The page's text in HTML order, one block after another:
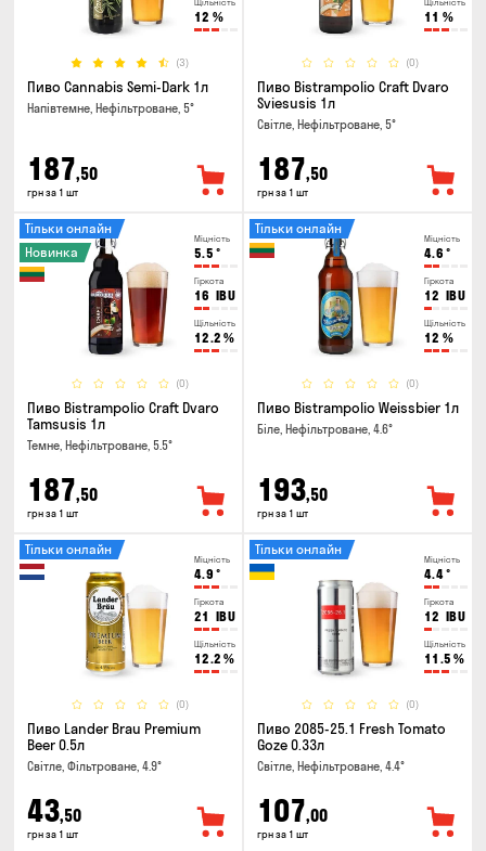
Щільність
12 %
(3)
Пиво Cannabis Semi-Dark 1л
Напівтемне, Нефільтроване, 5°
187,50
грн за 1 шт
Щільність
11 %
(0)
Пиво Bistrampolio Craft Dvaro
Sviesusis 1л
Світле, Нефільтроване, 5°
187,50
грн за 1 шт
Міцність
5.5 °
Гіркота
16 IBU
Щільність
12.2 %
(0)
Тільки онлайн
Новинка
Пиво Bistrampolio Craft Dvaro
Tamsusis 1л
Темне, Нефільтроване, 5.5°
187,50
грн за 1 шт
Міцність
4.6 °
Гіркота
12 IBU
Щільність
12 %
(0)
Тільки онлайн
Пиво Bistrampolio Weissbier 1л
Біле, Нефільтроване, 4.6°
193,50
грн за 1 шт
Міцність
4.9 °
Гіркота
21 IBU
Щільність
12.2 %
(0)
Тільки онлайн
Пиво Lander Brau Premium
Beer 0.5л
Світле, Фільтроване, 4.9°
43,50
грн за 1 шт
Міцність
4.4°
Гіркота
12 IBU
Щільність
11.5 %
(0)
Тільки онлайн
Пиво 2085-25.1 Fresh Tomato
Goze 0.33л
Світле, Нефільтроване, 4.4°
107,00
грн за 1 шт